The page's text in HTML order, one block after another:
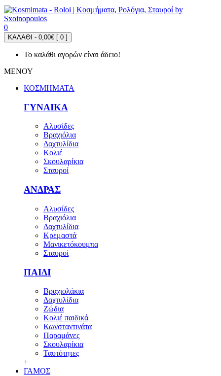
0
ΚΑΛΑΘΙ - 0,00€ [ 0 ]
Το καλάθι αγορών είναι άδειο!
ΜΕΝΟΥ
ΚΟΣΜΗΜΑΤΑ
ΓΥΝΑΙΚΑ
Αλυσίδες
Βραχιόλια
Δαχτυλίδια
Κολιέ
Σκουλαρίκια
Σταυροί
ΑΝΔΡΑΣ
Αλυσίδες
Βραχιόλια
Δαχτυλίδια
Κρεμαστά
Μανικετόκουμπα
Σταυροί
ΠΑΙΔΙ
Βραχιολάκια
Δαχτυλίδια
Ζώδια
Κολιέ παιδικά
Κωνσταντινάτα
Παραμάνες
Σκουλαρίκια
Ταυτότητες
+
ΓΑΜΟΣ